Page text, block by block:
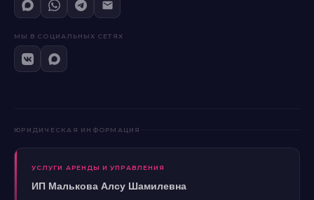
МЫ В СОЦИАЛЬНЫХ СЕТЯХ
ЮРИДИЧЕСКАЯ ИНФОРМАЦИЯ
УСЛУГИ АРЕНДЫ И УПРАВЛЕНИЯ
ИП Малькова Алсу Шамилевна